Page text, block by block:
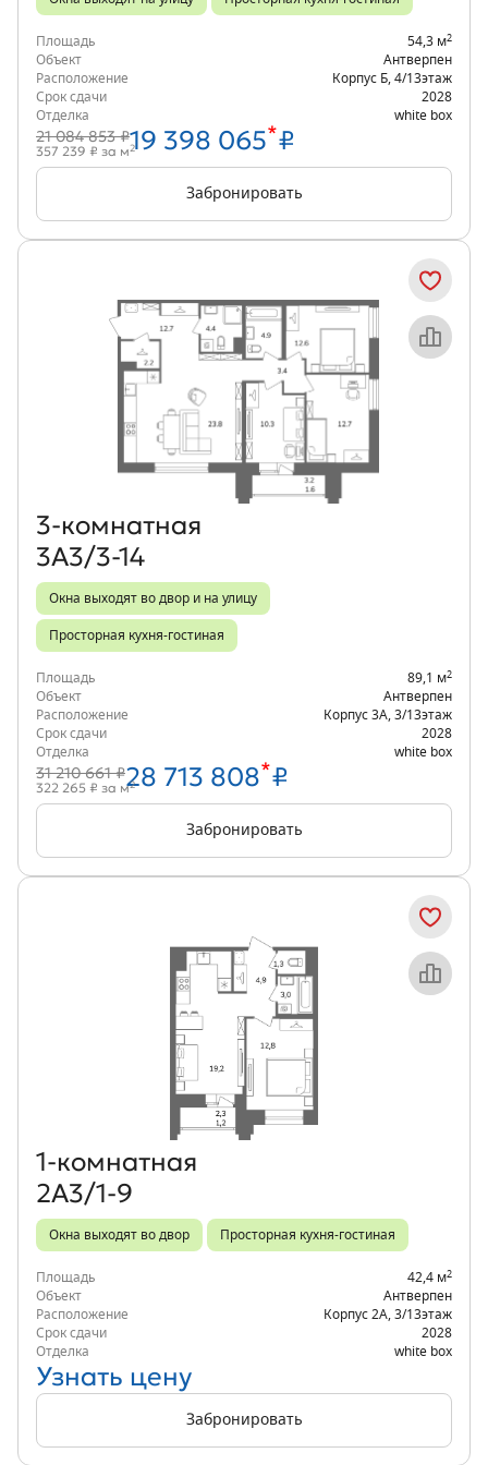
Площадь 54,3 м2
Объект
Антверпен
Расположение
Корпус Б 4/13этаж
Срок сдачи
2028
Отделка
white box
21 084 853 ₽19 398 065*₽
357 239 ₽ за м2
Забронировать
Объект месяца
3‑комнатная
3А3/3-14
Окна выходят во двор и на улицу
Просторная кухня-гостиная
Площадь 89,1 м2
Объект
Антверпен
Расположение
Корпус 3А 3/13этаж
Срок сдачи
2028
Отделка
white box
31 210 661 ₽28 713 808*₽
322 265 ₽ за м2
Забронировать
Объект месяца
1‑комнатная
2А3/1-9
Окна выходят во двор Просторная кухня-гостиная
Площадь 42,4 м2
Объект
Антверпен
Расположение
Корпус 2А 3/13этаж
Срок сдачи
2028
Отделка
white box
Узнать цену
Забронировать